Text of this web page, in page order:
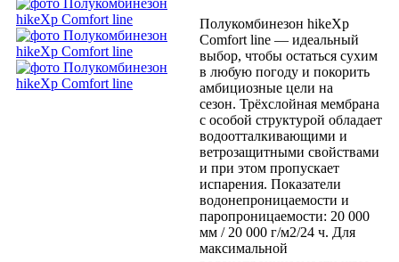
Полукомбинезон hikeXp
Comfort line — идеальный
выбор, чтобы остаться сухим
в любую погоду и покорить
амбициозные цели на
сезон. Трёхслойная мембрана
с особой структурой обладает
водоотталкивающими и
ветрозащитными свойствами
и при этом пропускает
испарения. Показатели
водонепроницаемости и
паропроницаемости: 20 000
мм / 20 000 г/м2/24 ч. Для
максимальной